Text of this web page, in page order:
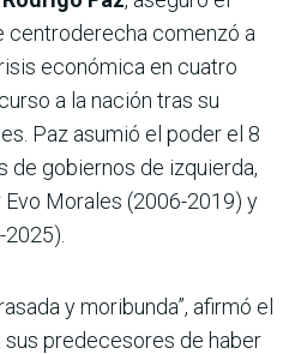
centroderecha comenzó a
económica en cuatro
a la nación tras su
Paz asumió el poder el 8
de gobiernos de izquierda,
Morales (2006-2019) y
y moribunda”, afirmó el
sus predecesores de haber